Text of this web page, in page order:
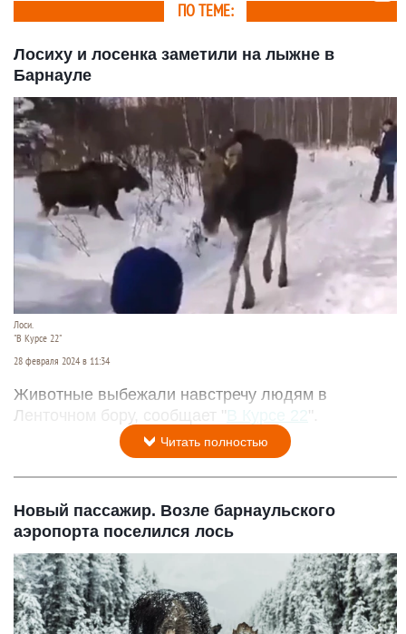
ПО ТЕМЕ:
Лосиху и лосенка заметили на лыжне в
Барнауле
Лоси.
"В Курсе 22"
28 февраля 2024 в 11:34
Животные выбежали навстречу людям в
Ленточном бору, сообщает "В Курсе 22 ".
Читать полностью
Новый пассажир. Возле барнаульского
аэропорта поселился лось